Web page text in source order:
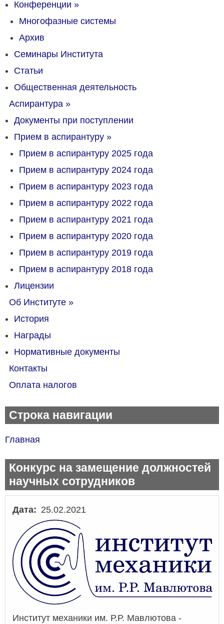
Конференции »
Многофазные системы
Архив
Семинары Института
Статьи
Общественная деятельность
Аспирантура »
Документы при поступлении
Прием в аспирантуру »
Прием в аспирантуру 2025 года
Прием в аспирантуру 2024 года
Прием в аспирантуру 2023 года
Прием в аспирантуру 2022 года
Прием в аспирантуру 2021 года
Прием в аспирантуру 2020 года
Прием в аспирантуру 2019 года
Прием в аспирантуру 2018 года
Лицензии
Об Институте »
История
Награды
Нормативные документы
Контакты
Оплата налогов
Строка навигации
Главная
Конкурс на замещение должностей
научных сотрудников
Дата 25.02.2021
Институт механики им. Р.Р. Мавлютова -